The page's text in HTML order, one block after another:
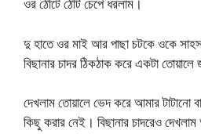
দু হাতে ওর মাই আর পাছা চটকে ওকে সাহস
বিছানার চাদর ঠিকঠাক করে একটা তোয়ালে
দেখলাম তোয়ালে ভেদ করে আমার
কিছু করার নেই। বিছানার চাদরেও